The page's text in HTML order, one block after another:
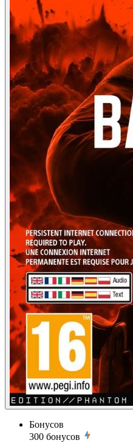
Бонусов
300 бонусов